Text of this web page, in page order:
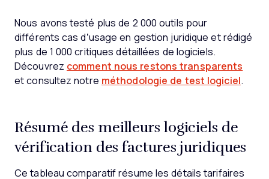
Nous avons testé plus de 2 000 outils pour
différents cas d’usage en gestion juridique et rédigé
plus de 1 000 critiques détaillées de logiciels.
Découvrez comment nous restons transparents
et consultez notre méthodologie de test logiciel .
Résumé des meilleurs logiciels de
vérification des factures juridiques
Ce tableau comparatif résume les détails tarifaires